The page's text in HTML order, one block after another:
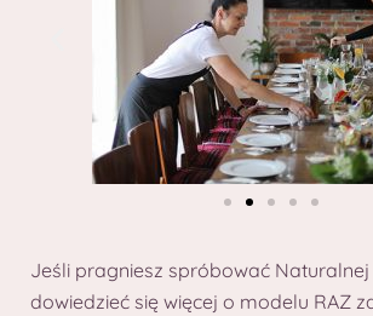
Jeśli pragniesz spróbować Naturalnej
dowiedzieć się więcej o modelu RAZ